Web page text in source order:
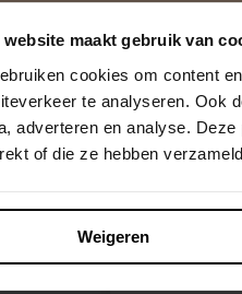
website maakt gebruik van
cookies om content
te analyseren. Ook
adverteren en analyse.
of die ze hebben
Weigeren
aan
Hou je
gegevens
uitleg hoe